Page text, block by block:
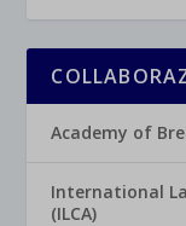
Academy of
International
(ILCA)